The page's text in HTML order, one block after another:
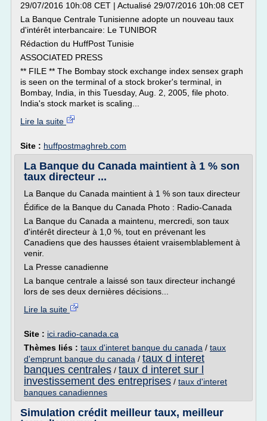
29/07/2016 10h:08 CET | Actualisé 29/07/2016 10h:08 CET
La Banque Centrale Tunisienne adopte un nouveau taux
d'intérêt interbancaire: Le TUNIBOR
Rédaction du HuffPost Tunisie
ASSOCIATED PRESS
** FILE ** The Bombay stock exchange index sensex graph
is seen on the terminal of a stock broker's terminal, in
Bombay, India, in this Tuesday, Aug. 2, 2005, file photo.
India's stock market is scaling...
Lire la suite
Site : huffpostmaghreb.com
La Banque du Canada maintient à 1 % son
taux directeur ...
La Banque du Canada maintient à 1 % son taux directeur
Édifice de la Banque du Canada Photo : Radio-Canada
La Banque du Canada a maintenu, mercredi, son taux
d'intérêt directeur à 1,0 %, tout en prévenant les
Canadiens que des hausses étaient vraisemblablement à
venir.
La Presse canadienne
La banque centrale a laissé son taux directeur inchangé
lors de ses deux dernières décisions...
Lire la suite
Site : ici.radio-canada.ca
Thèmes liés : taux d'interet banque du canada / taux
d'emprunt banque du canada / taux d interet
banques centrales / taux d interet sur l
investissement des entreprises / taux d'interet
banques canadiennes
Simulation crédit meilleur taux, meilleur